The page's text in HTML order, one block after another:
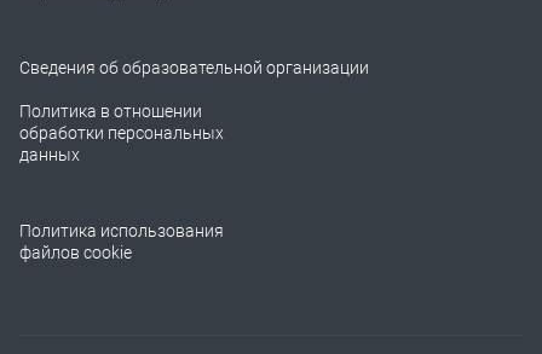
Сведения об образовательной организации
Политика в отношении
обработки персональных
данных
Политика использования
файлов cookie